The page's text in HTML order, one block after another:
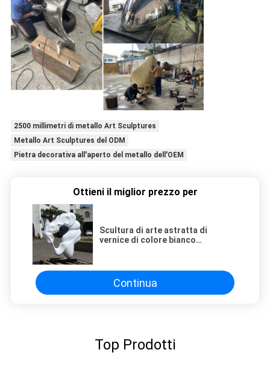
2500 millimetri di metallo Art Sculptures
Metallo Art Sculptures del ODM
Pietra decorativa all'aperto del metallo dell'OEM
Ottieni il miglior prezzo per
Scultura di arte astratta di
vernice di colore bianco
Continua
Top Prodotti